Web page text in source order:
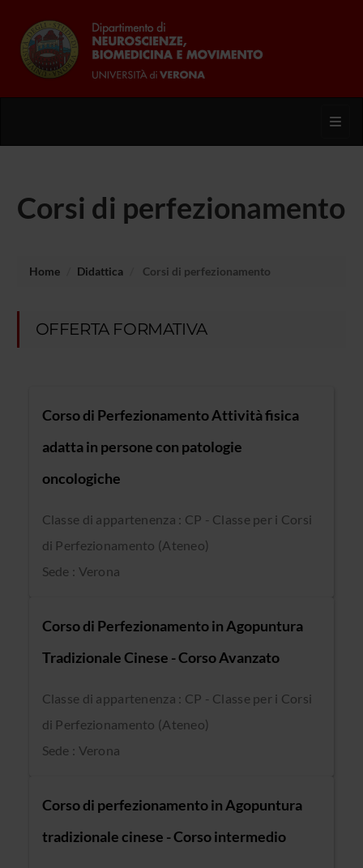
Corsi di perfezionamento
Home Didattica Corsi di perfezionamento
OFFERTA FORMATIVA
Corso di Perfezionamento Attività fisica
adatta in persone con patologie
oncologiche
Classe di appartenenza : CP - Classe per i Corsi
di Perfezionamento (Ateneo)
Sede : Verona
Corso di Perfezionamento in Agopuntura
Tradizionale Cinese - Corso Avanzato
Classe di appartenenza : CP - Classe per i Corsi
di Perfezionamento (Ateneo)
Sede : Verona
Corso di perfezionamento in Agopuntura
tradizionale cinese - Corso intermedio